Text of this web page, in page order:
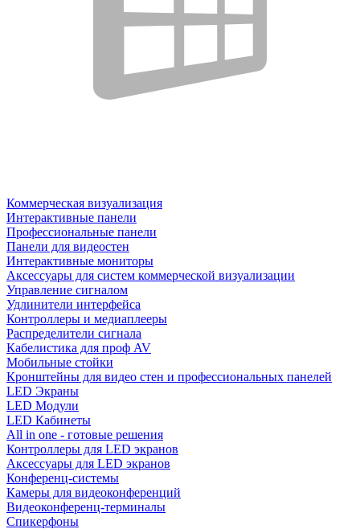
Коммерческая визуализация
Интерактивные панели
Профессиональные панели
Панели для видеостен
Интерактивные мониторы
Аксессуары для систем коммерческой визуализации
Управление сигналом
Удлинители интерфейса
Контроллеры и медиаплееры
Распределители сигнала
Кабелистика для проф AV
Мобильные стойки
Кронштейны для видео стен и профессиональных панелей
LED Экраны
LED Модули
LED Кабинеты
All in one - готовые решения
Контроллеры для LED экранов
Аксессуары для LED экранов
Конференц-системы
Камеры для видеоконференций
Видеоконференц-терминалы
Спикерфоны